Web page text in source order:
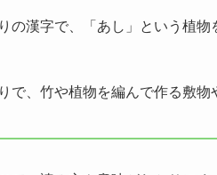
の漢字で、「あし」という植物
で、竹や植物を編んで作る敷物